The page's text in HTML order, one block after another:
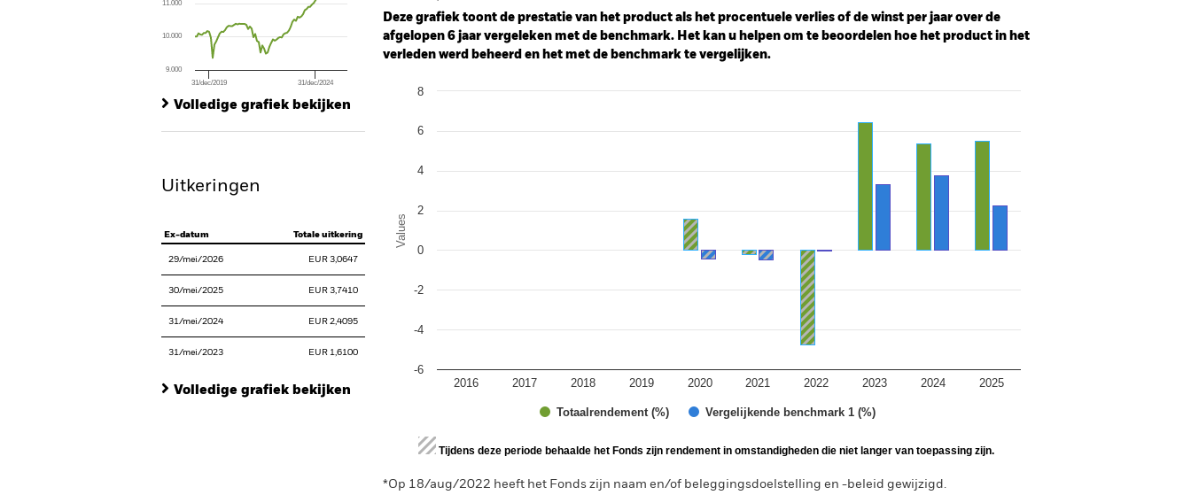
The chart has 1 Y axis displaying values. Range: -10 to 20.
31/dec/2019 31/dec/2024
9.000
10.000
11.000
Volledige grafiek bekijken
Uitkeringen
Ex-datum Totale uitkering
29/mei/2026 EUR 3,0647
30/mei/2025 EUR 3,7410
31/mei/2024 EUR 2,4095
31/mei/2023 EUR 1,6100
Volledige grafiek bekijken
Deze grafiek toont de prestatie van het product als het procentuele verlies of de winst per jaar over de
afgelopen 6 jaar vergeleken met de benchmark. Het kan u helpen om te beoordelen hoe het product in het
verleden werd beheerd en het met de benchmark te vergelijken.
Bar chart with 2 data series.
The chart has 1 Y axis displaying Values. Range: -6 to 8.
Values
Totaalrendement (%) Vergelijkende benchmark 1 (%)
2016 2017 2018 2019 2020 2021 2022 2023 2024 2025
-6
-4
-2
0
2
4
6
8
End of interactive chart.
Tijdens deze periode behaalde het Fonds zijn rendement in omstandigheden die niet langer van toepassing zijn.
*Op 18/aug/2022 heeft het Fonds zijn naam en/of beleggingsdoelstelling en -beleid gewijzigd.